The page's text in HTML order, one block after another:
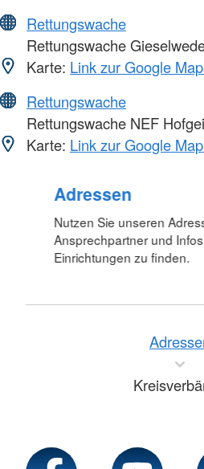
Rettungswache
Rettungswache
Karte: Link zur Google
Rettungswache
Rettungswache NEF
Karte: Link zur Google
Adressen
Nutzen Sie unseren
Ansprechpartner und
Einrichtungen zu finden.